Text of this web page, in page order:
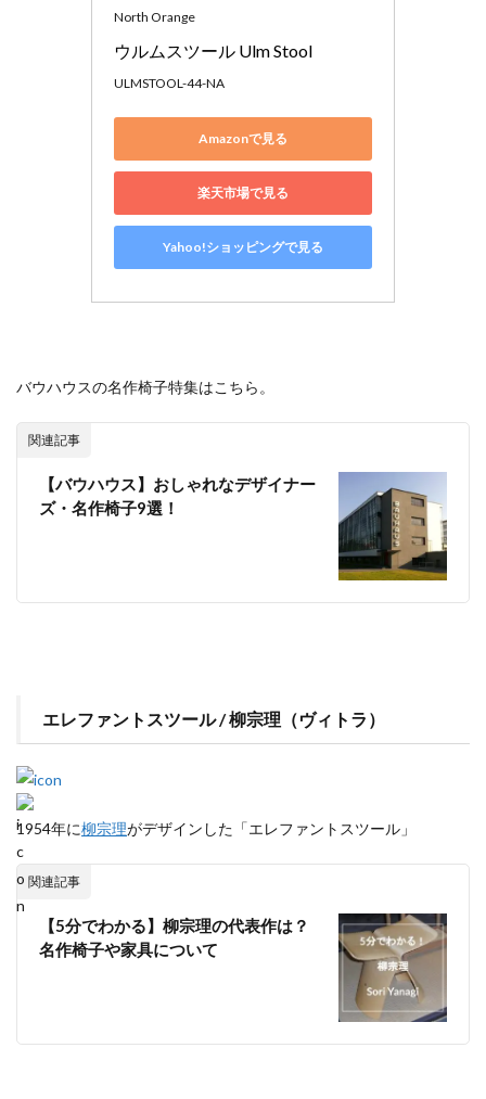
North Orange
ウルムスツール Ulm Stool
ULMSTOOL-44-NA
Amazonで見る
楽天市場で見る
Yahoo!ショッピングで見る
バウハウスの名作椅子特集はこちら。
関連記事
【バウハウス】おしゃれなデザイナー
ズ・名作椅子9選！
エレファントスツール / 柳宗理（ヴィトラ）
1954年に柳宗理がデザインした「エレファントスツール」
関連記事
【5分でわかる】柳宗理の代表作は？
名作椅子や家具について